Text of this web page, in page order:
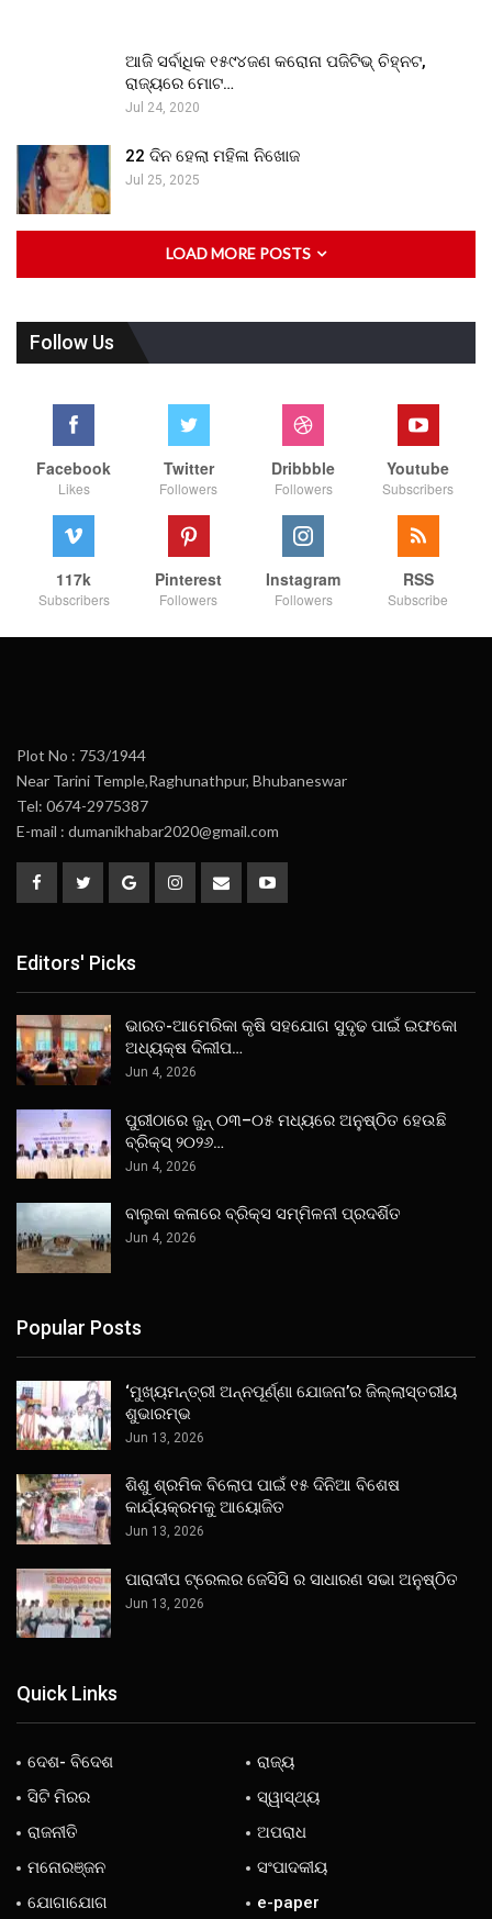
ଆଜି ସର୍ବାଧିକ ୧୫୯୪ଜଣ କରୋନା ପଜିଟିଭ୍ ଚିହ୍ନଟ,
ରାଜ୍ୟରେ ମୋଟ…
Jul 24, 2020
22 ଦିନ ହେଲା ମହିଳା ନିଖୋଜ
Jul 25, 2025
LOAD MORE POSTS
Follow Us
Facebook
Likes
Twitter
Followers
Dribbble
Followers
Youtube
Subscribers
117k
Subscribers
Pinterest
Followers
Instagram
Followers
RSS
Subscribe
Plot No : 753/1944
Near Tarini Temple,Raghunathpur, Bhubaneswar
Tel: 0674-2975387
E-mail : dumanikhabar2020@gmail.com
Editors' Picks
ଭାରତ-ଆମେରିକା କୃଷି ସହଯୋଗ ସୁଦୃଢ ପାଇଁ ଇଫକୋ
ଅଧ୍ୟକ୍ଷ ଦିଲୀପ…
Jun 4, 2026
ପୁରୀଠାରେ ଜୁନ୍ ୦୩–୦୫ ମଧ୍ୟରେ ଅନୁଷ୍ଠିତ ହେଉଛି
ବ୍ରିକ୍ସ୍ ୨୦୨୬…
Jun 4, 2026
ବାଲୁକା କଳାରେ ବ୍ରିକ୍ସ ସମ୍ମିଳନୀ ପ୍ରଦର୍ଶିତ
Jun 4, 2026
Popular Posts
‘ମୁଖ୍ୟମନ୍ତ୍ରୀ ଅନ୍ନପୂର୍ଣ୍ଣା ଯୋଜନା’ର ଜିଲ୍ଲାସ୍ତରୀୟ
ଶୁଭାରମ୍ଭ
Jun 13, 2026
ଶିଶୁ ଶ୍ରମିକ ବିଲୋପ ପାଇଁ ୧୫ ଦିନିଆ ବିଶେଷ
କାର୍ଯ୍ୟକ୍ରମକୁ ଆୟୋଜିତ
Jun 13, 2026
ପାରାଦୀପ ଟ୍ରେଲର ଜେସିସି ର ସାଧାରଣ ସଭା ଅନୁଷ୍ଠିତ
Jun 13, 2026
Quick Links
ଦେଶ- ବିଦେଶ
ରାଜ୍ୟ
ସିଟି ମିରର
ସ୍ୱାସ୍ଥ୍ୟ
ରାଜନୀତି
ଅପରାଧ
ମନୋରଞ୍ଜନ
ସଂପାଦକୀୟ
ଯୋଗାଯୋଗ
e-paper